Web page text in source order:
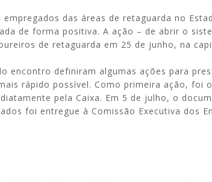
das áreas de retaguarda no
de forma positiva. A ação – de abrir o
de retaguarda em 25 de junho, na
encontro definiram algumas ações para
rápido possível. Como primeira ação, foi
pela Caixa. Em 5 de julho, o
foi entregue à Comissão Executiva dos